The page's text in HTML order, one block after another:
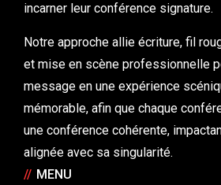
incarner leur conférence signature.
Notre approche allie écriture, fil
et mise en scène professionnelle
message en une expérience
mémorable, afin que chaque
une conférence cohérente,
alignée avec sa singularité.
// MENU